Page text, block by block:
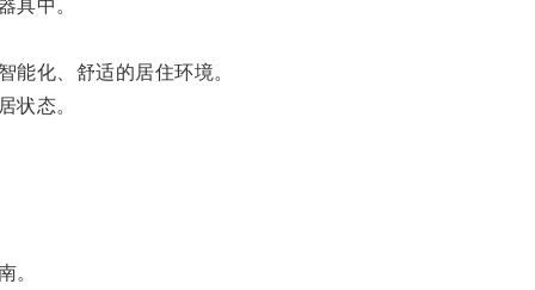
具中。
化、舒适的居住环境。
状态。
。